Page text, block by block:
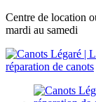
Centre de location
mardi au samedi